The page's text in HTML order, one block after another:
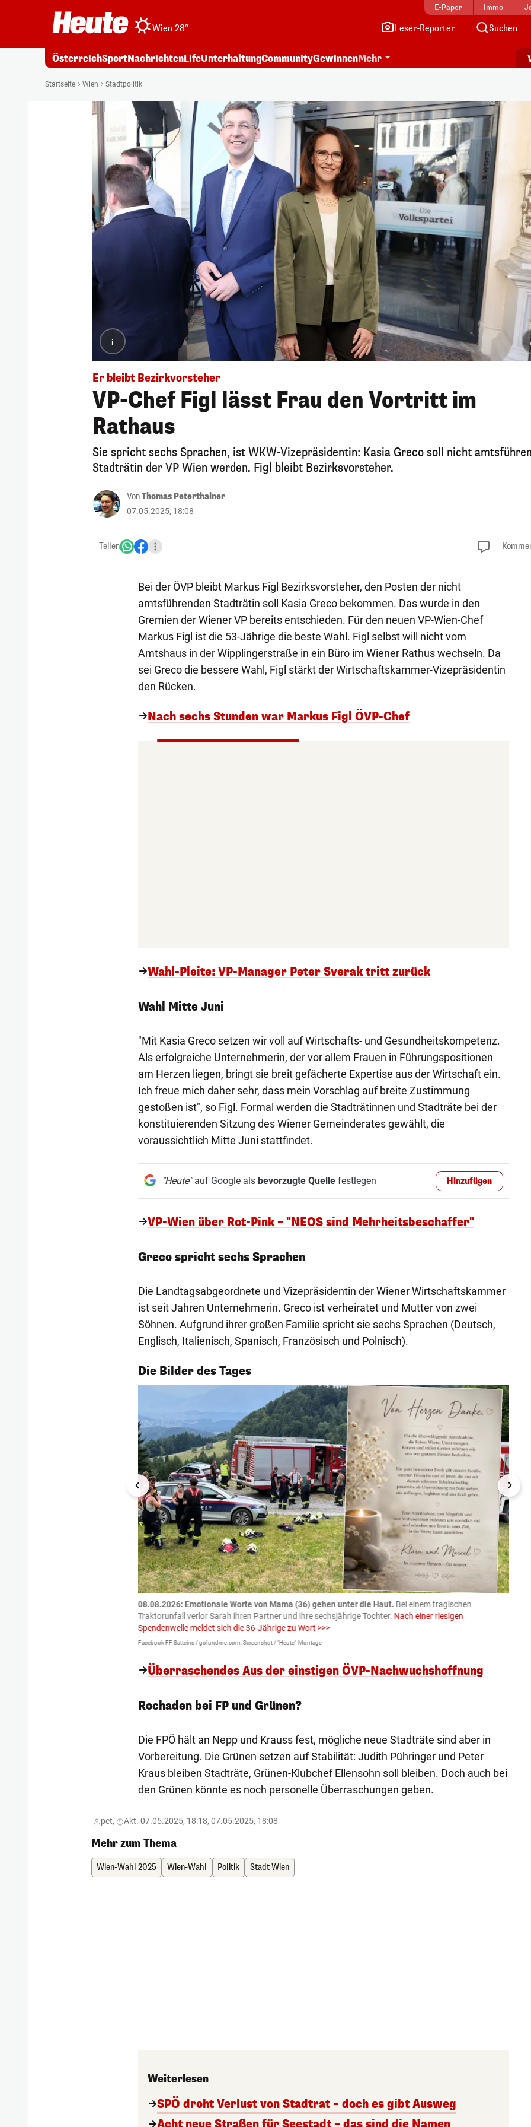
E-Paper Immo
Wien 28° Leser-Reporter Suchen
ÖsterreichSportNachrichtenLifeUnterhaltungCommunityGewinnenMehr
Startseite Wien Stadtpolitik
i
Er bleibt Bezirkvorsteher
VP-Chef Figl lässt Frau den Vortritt im
Rathaus
Sie spricht sechs Sprachen, ist WKW-Vizepräsidentin: Kasia Greco soll nicht
Stadträtin der VP Wien werden. Figl bleibt Bezirksvorsteher.
VonThomas Peterthalner
07.05.2025, 18:08
Teilen
Bei der ÖVP bleibt Markus Figl Bezirksvorsteher, den Posten der nicht
amtsführenden Stadträtin soll Kasia Greco bekommen. Das wurde in den
Gremien der Wiener VP bereits entschieden. Für den neuen VP-Wien-Chef
Markus Figl ist die 53-Jährige die beste Wahl. Figl selbst will nicht vom
Amtshaus in der Wipplingerstraße in ein Büro im Wiener Rathus wechseln. Da
sei Greco die bessere Wahl, Figl stärkt der Wirtschaftskammer-Vizepräsidentin
den Rücken.
Nach sechs Stunden war Markus Figl ÖVP-Chef
Wahl-Pleite: VP-Manager Peter Sverak tritt zurück
Wahl Mitte Juni
"Mit Kasia Greco setzen wir voll auf Wirtschafts- und Gesundheitskompetenz.
Als erfolgreiche Unternehmerin, der vor allem Frauen in Führungspositionen
am Herzen liegen, bringt sie breit gefächerte Expertise aus der Wirtschaft ein.
Ich freue mich daher sehr, dass mein Vorschlag auf breite Zustimmung
gestoßen ist", so Figl. Formal werden die Stadträtinnen und Stadträte bei der
konstituierenden Sitzung des Wiener Gemeinderates gewählt, die
voraussichtlich Mitte Juni stattfindet.
"Heute"auf Google als bevorzugte Quellefestlegen Hinzufügen
VP-Wien über Rot-Pink – "NEOS sind Mehrheitsbeschaffer"
Greco spricht sechs Sprachen
Die Landtagsabgeordnete und Vizepräsidentin der Wiener Wirtschaftskammer
ist seit Jahren Unternehmerin. Greco ist verheiratet und Mutter von zwei
Söhnen. Aufgrund ihrer großen Familie spricht sie sechs Sprachen (Deutsch,
Englisch, Italienisch, Spanisch, Französisch und Polnisch).
Die Bilder des Tages
1/56
08.08.2026: Emotionale Worte von Mama (36) gehen unter die Haut. Bei einem tragischen
Traktorunfall verlor Sarah ihren Partner und ihre sechsjährige Tochter. Nach einer riesigen
Spendenwelle meldet sich die 36-Jährige zu Wort >>>
Facebook FF Satteins / gofundme.com, Screenshot / "Heute"-Montage
Überraschendes Aus der einstigen ÖVP-Nachwuchshoffnung
Rochaden bei FP und Grünen?
Die FPÖ hält an Nepp und Krauss fest, mögliche neue Stadträte sind aber in
Vorbereitung. Die Grünen setzen auf Stabilität: Judith Pühringer und Peter
Kraus bleiben Stadträte, Grünen-Klubchef Ellensohn soll bleiben. Doch auch bei
den Grünen könnte es noch personelle Überraschungen geben.
pet, Akt. 07.05.2025, 18:18, 07.05.2025, 18:08
Mehr zum Thema
Wien-Wahl 2025 Wien-Wahl Politik Stadt Wien
Weiterlesen
SPÖ droht Verlust von Stadtrat – doch es gibt Ausweg